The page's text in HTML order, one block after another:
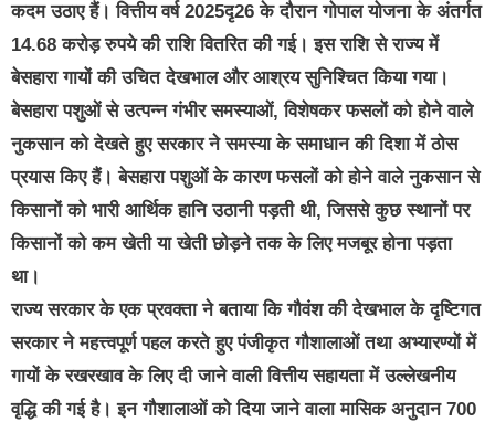
कदम उठाए हैं। वित्तीय वर्ष 2025दृ26 के दौरान गोपाल योजना के अंतर्गत
14.68 करोड़ रुपये की राशि वितरित की गई। इस राशि से राज्य में
बेसहारा गायों की उचित देखभाल और आश्रय सुनिश्चित किया गया।
बेसहारा पशुओं से उत्पन्न गंभीर समस्याओं, विशेषकर फसलों को होने वाले
नुकसान को देखते हुए सरकार ने समस्या के समाधान की दिशा में ठोस
प्रयास किए हैं। बेसहारा पशुओं के कारण फसलों को होने वाले नुकसान से
किसानों को भारी आर्थिक हानि उठानी पड़ती थी, जिससे कुछ स्थानों पर
किसानों को कम खेती या खेती छोड़ने तक के लिए मजबूर होना पड़ता
था।
राज्य सरकार के एक प्रवक्ता ने बताया कि गौवंश की देखभाल के दृष्टिगत
सरकार ने महत्त्वपूर्ण पहल करते हुए पंजीकृत गौशालाओं तथा अभ्यारण्यों में
गायों के रखरखाव के लिए दी जाने वाली वित्तीय सहायता में उल्लेखनीय
वृद्धि की गई है। इन गौशालाओं को दिया जाने वाला मासिक अनुदान 700